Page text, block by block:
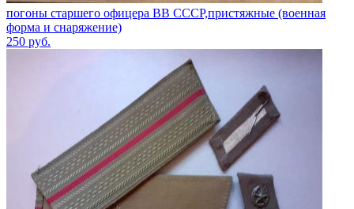
погоны старшего офицера ВВ СССР,пристяжные (военная
форма и снаряжение)
250 руб.